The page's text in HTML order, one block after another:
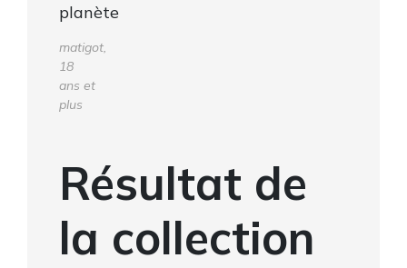
planète
matigot,
18
ans et
plus
Résultat de
la collection